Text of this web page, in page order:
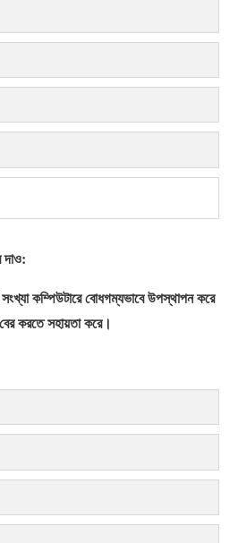
কম্পিউটারে বোধগম্যভাবে উপস্থাপন করে
করতে সহায়তা করে।